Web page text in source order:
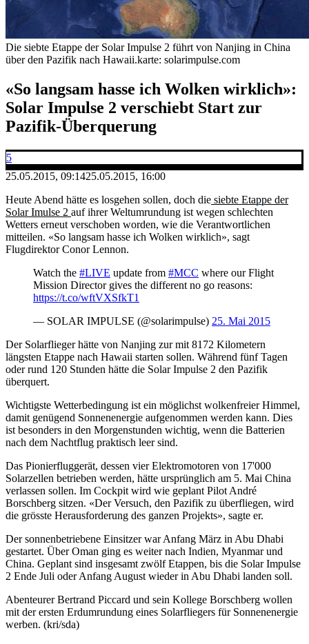
Die siebte Etappe der Solar Impulse 2 führt von Nanjing in China
über den Pazifik nach Hawaii.karte: solarimpulse.com
«So langsam hasse ich Wolken wirklich»:
Solar Impulse 2 verschiebt Start zur
Pazifik-Überquerung
5
25.05.2015, 09:1425.05.2015, 16:00
Heute Abend hätte es losgehen sollen, doch die siebte Etappe der
Solar Imulse 2 auf ihrer Weltumrundung ist wegen schlechten
Wetters erneut verschoben worden, wie die Verantwortlichen
mitteilen. «So langsam hasse ich Wolken wirklich», sagt
Flugdirektor Conor Lennon.
Watch the #LIVE update from #MCC where our Flight
Mission Director gives the different no go reasons:
https://t.co/wftVXSfkT1
— SOLAR IMPULSE (@solarimpulse) 25. Mai 2015
Der Solarflieger hätte von Nanjing zur mit 8172 Kilometern
längsten Etappe nach Hawaii starten sollen. Während fünf Tagen
oder rund 120 Stunden hätte die Solar Impulse 2 den Pazifik
überquert.
Wichtigste Wetterbedingung ist ein möglichst wolkenfreier Himmel,
damit genügend Sonnenenergie aufgenommen werden kann. Dies
ist besonders in den Morgenstunden wichtig, wenn die Batterien
nach dem Nachtflug praktisch leer sind.
Das Pionierfluggerät, dessen vier Elektromotoren von 17'000
Solarzellen betrieben werden, hätte ursprünglich am 5. Mai China
verlassen sollen. Im Cockpit wird wie geplant Pilot André
Borschberg sitzen. «Der Versuch, den Pazifik zu überfliegen, wird
die grösste Herausforderung des ganzen Projekts», sagte er.
Der sonnenbetriebene Einsitzer war Anfang März in Abu Dhabi
gestartet. Über Oman ging es weiter nach Indien, Myanmar und
China. Geplant sind insgesamt zwölf Etappen, bis die Solar Impulse
2 Ende Juli oder Anfang August wieder in Abu Dhabi landen soll.
Abenteurer Bertrand Piccard und sein Kollege Borschberg wollen
mit der ersten Erdumrundung eines Solarfliegers für Sonnenenergie
werben. (kri/sda)